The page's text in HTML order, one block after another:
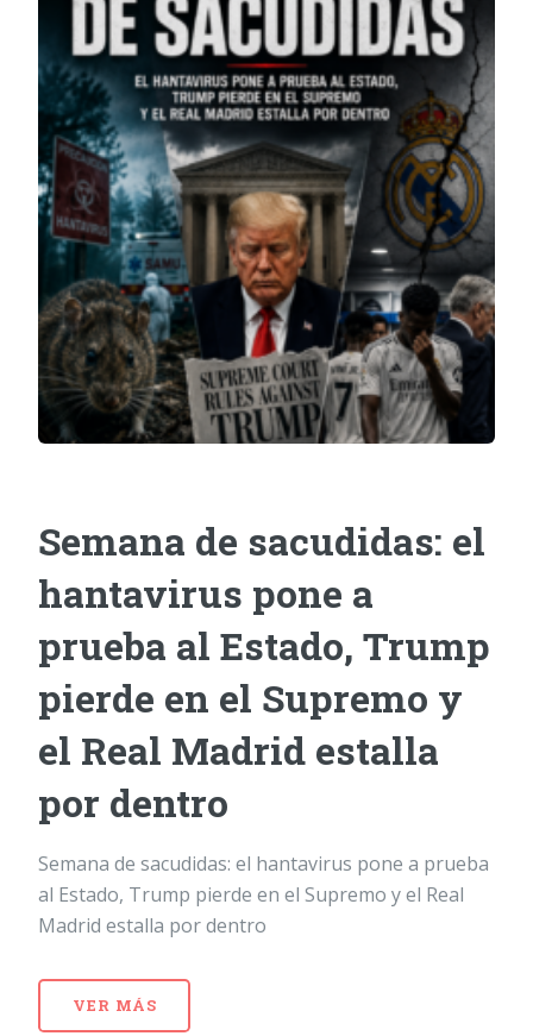
Semana de sacudidas: el
hantavirus pone a
prueba al Estado, Trump
pierde en el Supremo y
el Real Madrid estalla
por dentro
Semana de sacudidas: el hantavirus pone a prueba
al Estado, Trump pierde en el Supremo y el Real
Madrid estalla por dentro
VER MÁS